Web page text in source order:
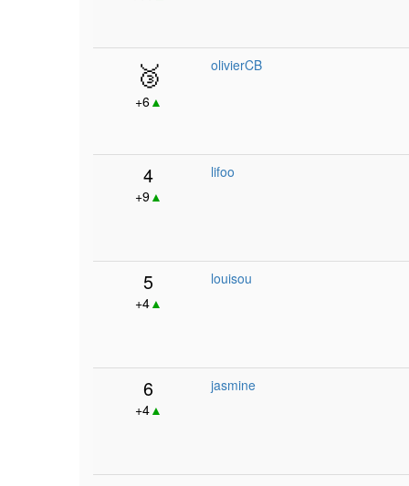
🥉
+6▲
olivierCB
4
+9▲
lifoo
5
+4▲
louisou
6
+4▲
jasmine